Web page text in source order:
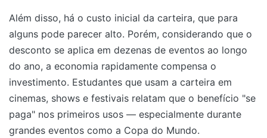
Além disso, há o custo inicial da carteira, que para
alguns pode parecer alto. Porém, considerando que o
desconto se aplica em dezenas de eventos ao longo
do ano, a economia rapidamente compensa o
investimento. Estudantes que usam a carteira em
cinemas, shows e festivais relatam que o benefício "se
paga" nos primeiros usos — especialmente durante
grandes eventos como a Copa do Mundo.